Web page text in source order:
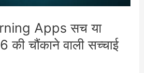
Apps सच या
की चौंकाने वाली सच्चाई